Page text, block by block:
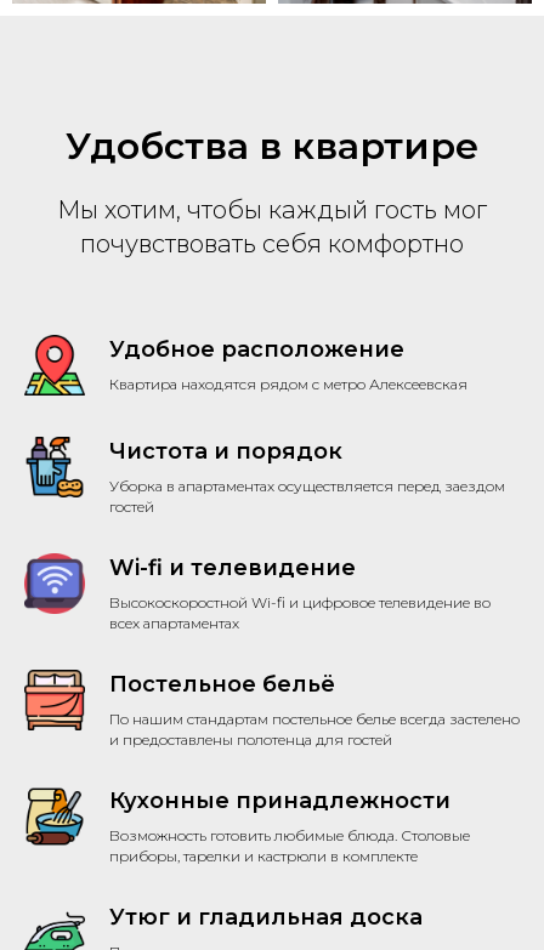
Удобства в квартире
Мы хотим, чтобы каждый гость мог
почувствовать себя комфортно
Удобное расположение
Квартира находятся рядом с метро Алексеевская
Чистота и порядок
Уборка в апартаментах осуществляется перед заездом
гостей
Wi-fi и телевидение
Высокоскоростной Wi-fi и цифровое телевидение во
всех апартаментах
Постельное бельё
По нашим стандартам постельное белье всегда застелено
и предоставлены полотенца для гостей
Кухонные принадлежности
Возможность готовить любимые блюда. Столовые
приборы, тарелки и кастрюли в комплекте
Утюг и гладильная доска